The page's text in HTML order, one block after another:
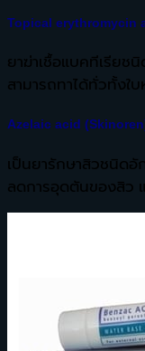
Topical erythromycin
ยาฆ่าเชื้อแบคทีเรียช
สามารถทาได้ทั่วทั้งใบ
Azelaic acid
เป็นยารักษาสิวชนิดอั
ลดการอุดตันของสิว